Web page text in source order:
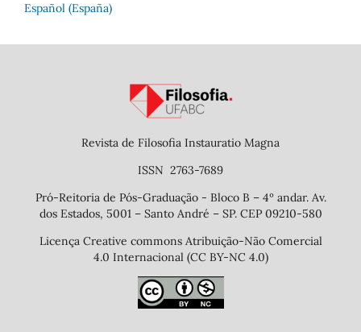
Español (España)
Revista de Filosofia Instauratio Magna
ISSN 2763-7689
Pró-Reitoria de Pós-Graduação - Bloco B – 4º andar. Av.
dos Estados, 5001 – Santo André – SP. CEP 09210-580
Licença Creative commons Atribuição-Não Comercial
4.0 Internacional (CC BY-NC 4.0)